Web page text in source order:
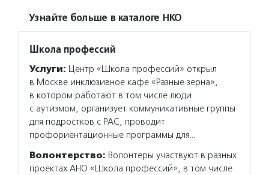
Узнайте больше в каталоге НКО
Школа профессий
Услуги: Центр «Школа профессий» открыл
в Москве инклюзивное кафе «Разные зерна»,
в котором работают в том числе люди
с аутизмом, организует коммуникативные группы
для подростков с РАС, проводит
профориентационные программы для…
Волонтерство: Волонтеры участвуют в разных
проектах АНО «Школа профессий», в том числе